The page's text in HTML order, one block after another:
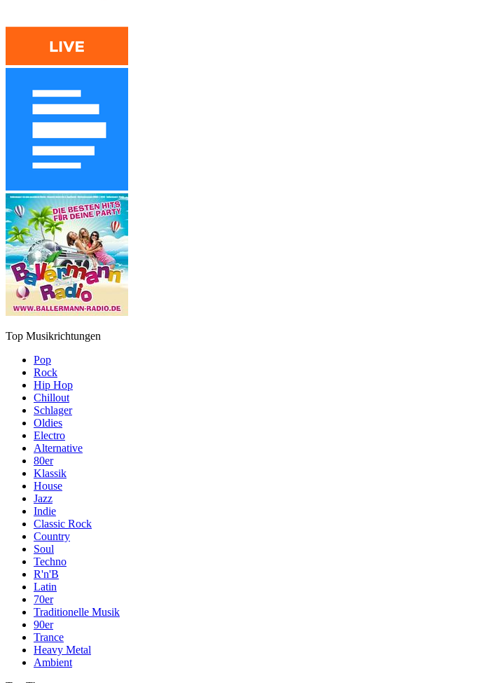
Top Musikrichtungen
Pop
Rock
Hip Hop
Chillout
Schlager
Oldies
Electro
Alternative
80er
Klassik
House
Jazz
Indie
Classic Rock
Country
Soul
Techno
R'n'B
Latin
70er
Traditionelle Musik
90er
Trance
Heavy Metal
Ambient